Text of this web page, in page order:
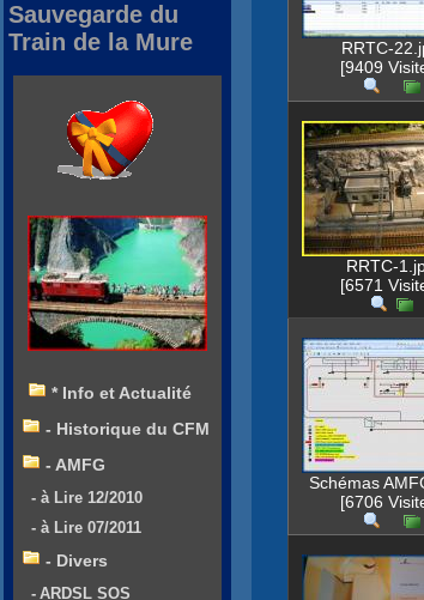
RRTC-
[9409
RRTC-
[6571
Schémas
[6706
Sauvegarde du
Train de la Mure
* Info et Actualité
- Historique du CFM
- AMFG
- à Lire 12/2010
- à Lire 07/2011
- Divers
- ARDSL SOS